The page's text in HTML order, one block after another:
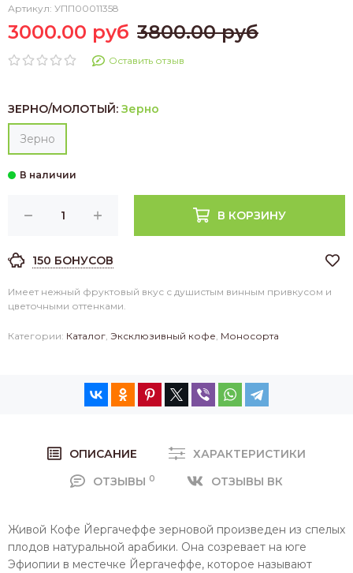
Артикул: УПП00011358
3000.00 руб 3800.00 руб
Оставить отзыв
ЗЕРНО/МОЛОТЫЙ: Зерно
Зерно
В КОРЗИНУ
150 БОНУСОВ
Имеет нежный фруктовый вкус с душистым винным привкусом и
цветочными оттенками.
Категории: Каталог Эксклюзивный кофе Моносорта
ОПИСАНИЕ
ХАРАКТЕРИСТИКИ
ОТЗЫВЫ 0 ОТЗЫВЫ ВК
Живой Кофе Йергачеффе зерновой произведен из спелых
плодов натуральной арабики. Она созревает на юге
Эфиопии в местечке Йергачеффе, которое называют